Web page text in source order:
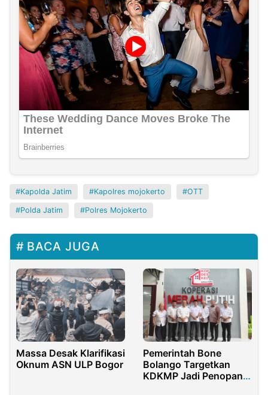
Kapolda Jatim Kapolres mojokerto OTT
Polda Jatim Polres Mojokerto
BACA JUGA
Massa Desak Klarifikasi
Oknum ASN ULP Bogor
Pemerintah Bone
Bolango Targetkan
KDKMP Jadi Penopang